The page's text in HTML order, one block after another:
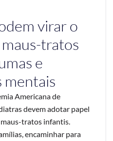
virar o
tratos
e
Americana de
devem adotar papel
tratos infantis.
encaminhar para